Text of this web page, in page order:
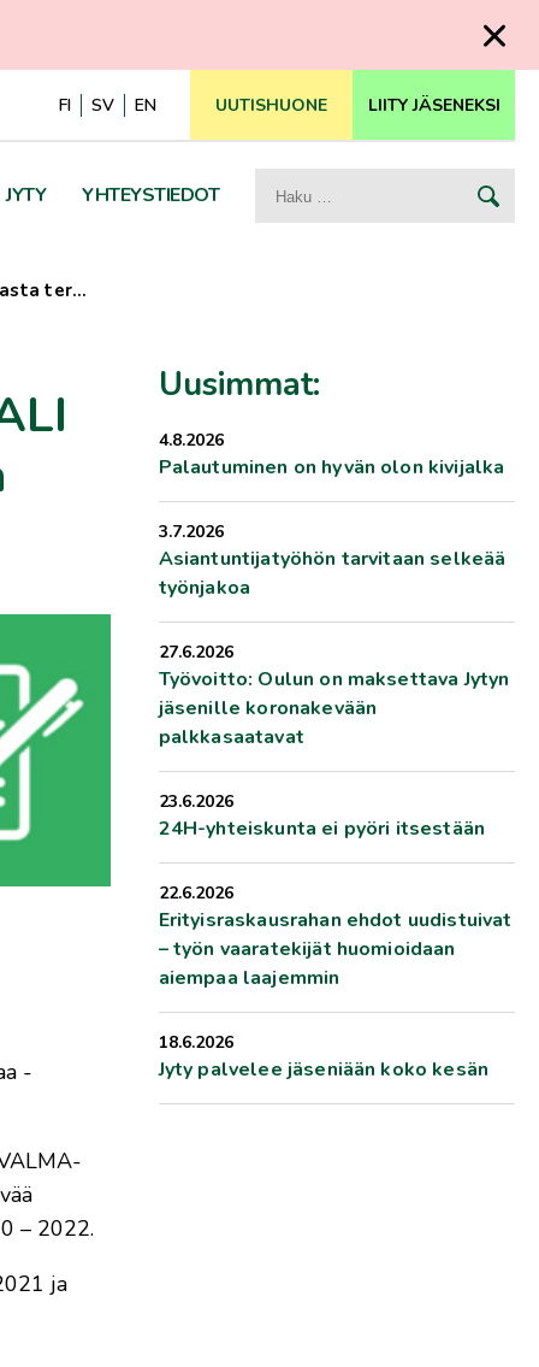
FI SV EN UUTISHUONE LIITY JÄSENEKSI
JYTY YHTEYSTIEDOT Haku:
ter…
-
– 2022.
ja
Uusimmat:
4.8.2026
Palautuminen on hyvän olon kivijalka
3.7.2026
Asiantuntijatyöhön tarvitaan selkeää
työnjakoa
27.6.2026
Työvoitto: Oulun on maksettava Jytyn
jäsenille koronakevään
palkkasaatavat
23.6.2026
24H-yhteiskunta ei pyöri itsestään
22.6.2026
Erityisraskausrahan ehdot uudistuivat
– työn vaaratekijät huomioidaan
aiempaa laajemmin
18.6.2026
Jyty palvelee jäseniään koko kesän